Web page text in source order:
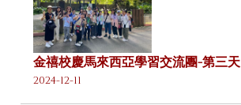
金禧校慶馬來西亞學習交流團-第三天
2024-12-11